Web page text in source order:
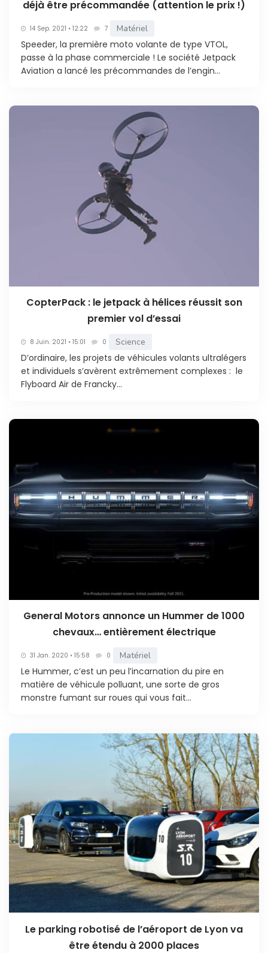
déjà être précommandée (attention le prix !)
14 Sep. 2021 • 12:22 7 Matériel
Speeder, la première moto volante de type VTOL,
passe à la phase commerciale ! Le société Jetpack
Aviation a lancé les précommandes de l’engin...
CopterPack : le jetpack à hélices réussit son
premier vol d’essai
8 Juin. 2021 • 15:01 0 Science
D’ordinaire, les projets de véhicules volants ultralégers
et individuels s’avèrent extrêmement complexes : le
Flyboard Air de Francky...
General Motors annonce un Hummer de 1000
chevaux… entièrement électrique
31 Jan. 2020 • 15:58 0 Matériel
Le Hummer, c’est un peu l’incarnation du pire en
matière de véhicule polluant, une sorte de gros
monstre fumant sur roues qui vous fait...
Le parking robotisé de l’aéroport de Lyon va
être étendu à 2000 places